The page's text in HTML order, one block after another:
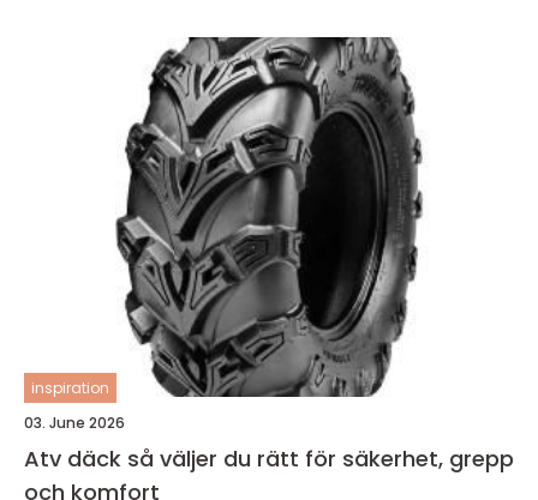
inspiration
03. June 2026
Atv däck så väljer du rätt för säkerhet, grepp
och komfort